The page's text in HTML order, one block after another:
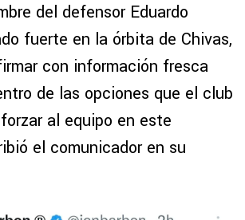
del defensor Eduardo
fuerte en la órbita de Chivas,
con información fresca
de las opciones que el club
al equipo en este
el comunicador en su